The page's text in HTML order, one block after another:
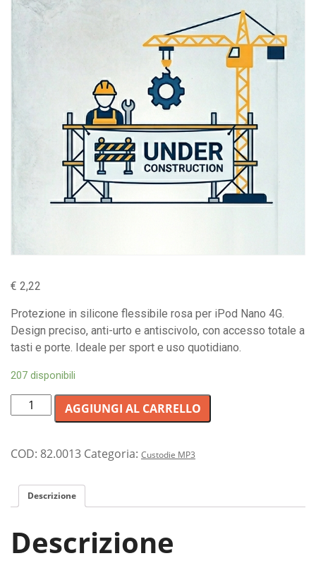
€ 2,22
Protezione in silicone flessibile rosa per iPod Nano 4G.
Design preciso, anti-urto e antiscivolo, con accesso totale a
tasti e porte. Ideale per sport e uso quotidiano.
207 disponibili
Custodia
protettiva
silicone
per
iPod
di
quarta
AGGIUNGI AL CARRELLO
COD: 82.0013 Categoria: Custodie MP3
Descrizione
Descrizione